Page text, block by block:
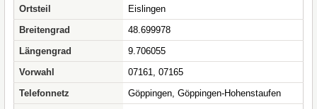
Ortsteil
Eislingen
Breitengrad
48.699978
Längengrad
9.706055
Vorwahl
07161, 07165
Telefonnetz
Göppingen, Göppingen-Hohenstaufen